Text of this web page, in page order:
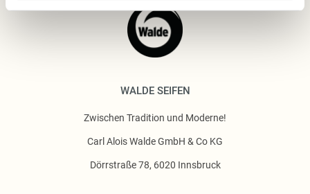
WALDE SEIFEN
Zwischen Tradition und Moderne!
Carl Alois Walde GmbH & Co KG
Dörrstraße 78, 6020 Innsbruck